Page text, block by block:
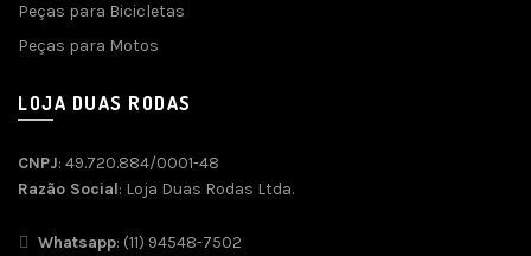
Peças para Bicicletas
Peças para Motos
LOJA DUAS RODAS
CNPJ: 49.720.884/0001-48
Razão Social: Loja Duas Rodas Ltda.
Whatsapp: (11) 94548-7502